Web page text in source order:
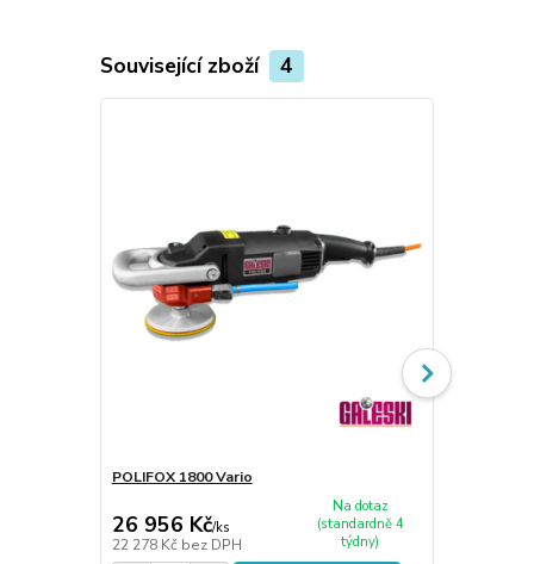
Související zboží 4
POLIFOX 1800 Vario
26 956 Kč/ks
22 278 Kč bez DPH
Na dotaz
(standardně 4
týdny)